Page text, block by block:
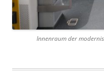
Innenraum der